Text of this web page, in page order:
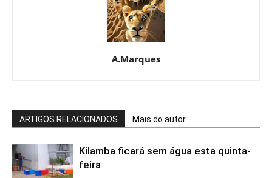
A.Marques
ARTIGOS RELACIONADOS Mais do autor
Kilamba ficará sem água esta quinta-
feira